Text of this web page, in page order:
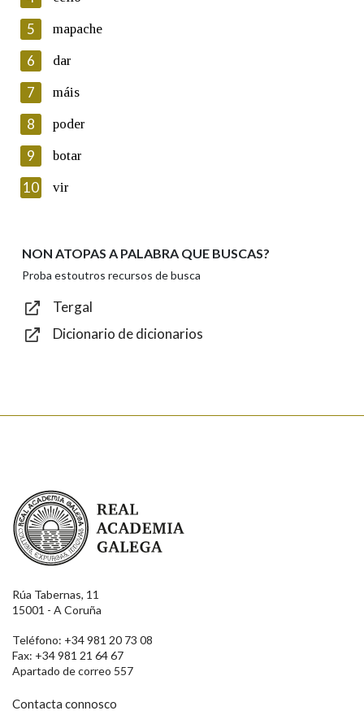
Lin e acepto as condicións da política de
Introduce o código que aparece na imaxe:
Texto de verificación
Enviar
5 mapache
6 dar
7 máis
8 poder
9 botar
10 vir
NON ATOPAS A PALABRA QUE BUSCAS?
Proba estoutros recursos de busca
Tergal
Dicionario de dicionarios
Real Academia Galega
Rúa Tabernas, 11
15001 - A Coruña
Teléfono: +34 981 20 73 08
Fax: +34 981 21 64 67
Apartado de correo 557
Contacta connosco